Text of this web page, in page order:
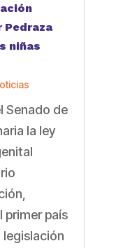
Pedraza
niñas
Senado de
la ley
primer país
legislación